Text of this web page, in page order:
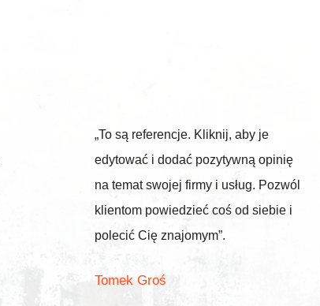
„To są referencje. Kliknij, aby je
edytować i dodać pozytywną opinię
na temat swojej firmy i usług. Pozwól
klientom powiedzieć coś od siebie i
polecić Cię znajomym”.
Tomek Groś